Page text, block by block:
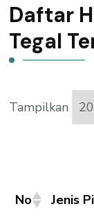
Daftar
Tegal
Tampilkan
No Jenis